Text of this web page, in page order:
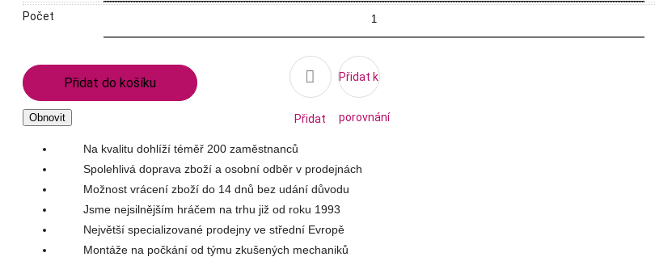
Počet
Přidat do košíku 
Přidat
Přidat k
porovnání
Na kvalitu dohlíží téměř 200 zaměstnanců
Spolehlivá doprava zboží a osobní odběr v prodejnách
Možnost vrácení zboží do 14 dnů bez udání důvodu
Jsme nejsilnějším hráčem na trhu již od roku 1993
Největší specializované prodejny ve střední Evropě
Montáže na počkání od týmu zkušených mechaniků